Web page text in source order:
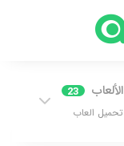
الألعاب 23
تحميل العاب